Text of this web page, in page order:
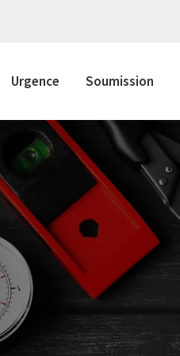
Urgence Soumission